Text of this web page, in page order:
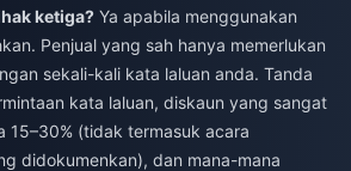
ketiga? Ya apabila menggunakan
Penjual yang sah hanya memerlukan
sekali-kali kata laluan anda. Tanda
kata laluan, diskaun yang sangat
15–30% (tidak termasuk acara
didokumenkan), dan mana-mana